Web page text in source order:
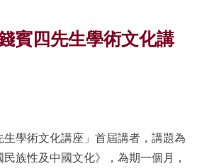
賓四先生學術文化講
學術文化講座」首屆講者，講題為
民族性及中國文化》，為期一個月，